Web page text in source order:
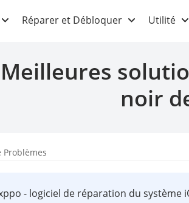
Réparer et Débloquer Utilité
noir
Problèmes
- logiciel de réparation du système